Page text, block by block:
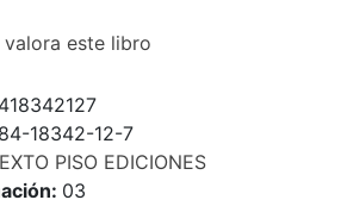
este libro
18342-12-7
PISO EDICIONES
03